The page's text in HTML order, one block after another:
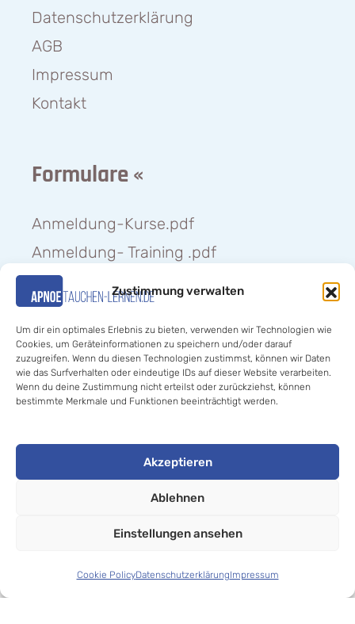
Zustimmung verwalten
Um dir ein optimales Erlebnis zu bieten, verwenden wir Technologien wie
Cookies, um Geräteinformationen zu speichern und/oder darauf
zuzugreifen. Wenn du diesen Technologien zustimmst, können wir Daten
wie das Surfverhalten oder eindeutige IDs auf dieser Website verarbeiten.
Wenn du deine Zustimmung nicht erteilst oder zurückziehst, können
bestimmte Merkmale und Funktionen beeinträchtigt werden.
Akzeptieren
Ablehnen
Einstellungen ansehen
Cookie PolicyDatenschutzerklärungImpressum
Datenschutzerklärung
AGB
Impressum
Kontakt
Formulare «
Anmeldung-Kurse.pdf
Anmeldung- Training .pdf
Medizinischer-Fragebogen.pdf
Anmeldung-Weihnachtstauchen.pdf
Hilfe «
Apnoetauchen- lernen.de. All rights reserved.